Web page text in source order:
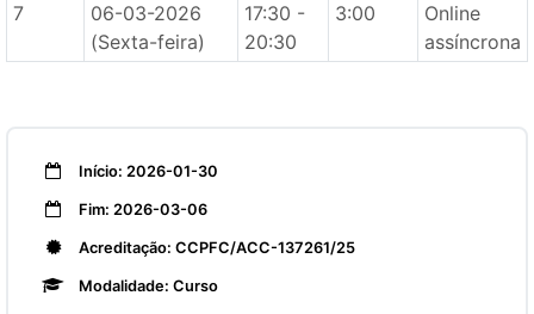
7
06-03-2026
(Sexta-feira)
17:30 -
20:30
3:00
Online
assíncrona
Início: 2026-01-30
Fim: 2026-03-06
Acreditação: CCPFC/ACC-137261/25
Modalidade: Curso